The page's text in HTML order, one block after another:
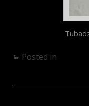
Posted in